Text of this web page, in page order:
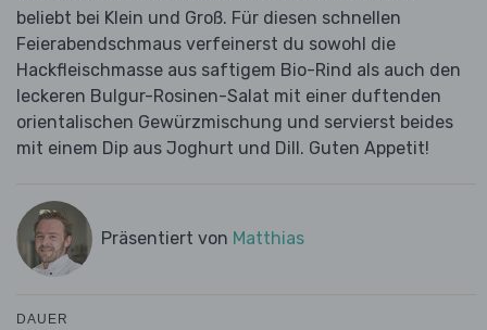
beliebt bei Klein und Groß. Für diesen schnellen
Feierabendschmaus verfeinerst du sowohl die
Hackfleischmasse aus saftigem Bio-Rind als auch den
leckeren Bulgur-Rosinen-Salat mit einer duftenden
orientalischen Gewürzmischung und servierst beides
mit einem Dip aus Joghurt und Dill. Guten Appetit!
Präsentiert von Matthias
DAUER